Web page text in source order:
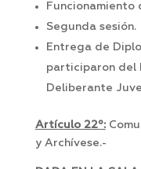
Funcionamiento
Segunda sesión.
Entrega de
participaron del
Deliberante
Artículo 22º:
y Archívese.-